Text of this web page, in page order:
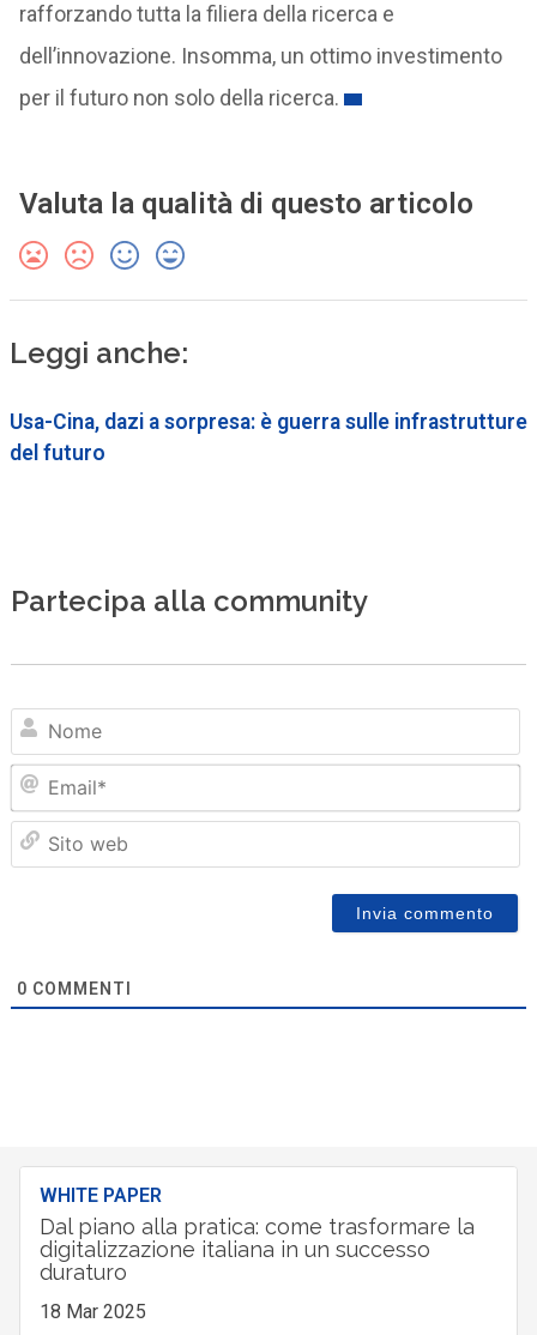
rafforzando tutta la filiera della ricerca e
dell’innovazione. Insomma, un ottimo investimento
per il futuro non solo della ricerca.
Valuta la qualità di questo articolo
Leggi anche:
Usa-Cina, dazi a sorpresa: è guerra sulle infrastrutture
del futuro
Partecipa alla community
0 COMMENTI
WHITE PAPER
Dal piano alla pratica: come trasformare la
digitalizzazione italiana in un successo
duraturo
18 Mar 2025